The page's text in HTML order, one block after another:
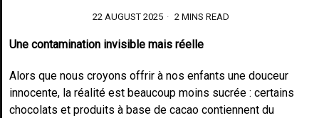
22 AUGUST 2025 2 MINS READ
Une contamination invisible mais réelle
Alors que nous croyons offrir à nos enfants une douceur
innocente, la réalité est beaucoup moins sucrée : certains
chocolats et produits à base de cacao contiennent du